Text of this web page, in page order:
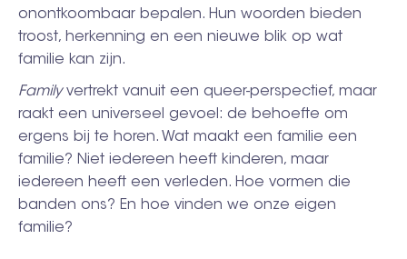
onontkoombaar bepalen. Hun woorden bieden
troost, herkenning en een nieuwe blik op wat
familie kan zijn.
Familyvertrekt vanuit een queer-perspectief, maar
raakt een universeel gevoel: de behoefte om
ergens bij te horen. Wat maakt een familie een
familie? Niet iedereen heeft kinderen, maar
iedereen heeft een verleden. Hoe vormen die
banden ons? En hoe vinden we onze eigen
familie?